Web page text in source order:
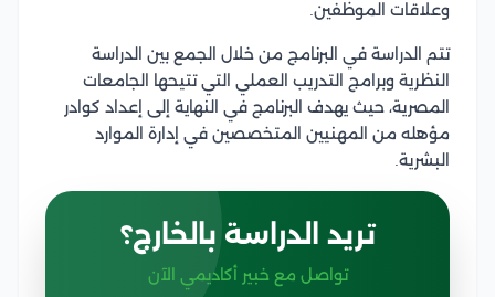
وعلاقات الموظفين.
تتم الدراسة في البرنامج من خلال الجمع بين الدراسة
النظرية وبرامج التدريب العملي التي تتيحها الجامعات
المصرية، حيث يهدف البرنامج في النهاية إلى إعداد كوادر
مؤهله من المهنيين المتخصصين في إدارة الموارد
البشرية.
تريد الدراسة بالخارج؟
تواصل مع خبير أكاديمي الآن